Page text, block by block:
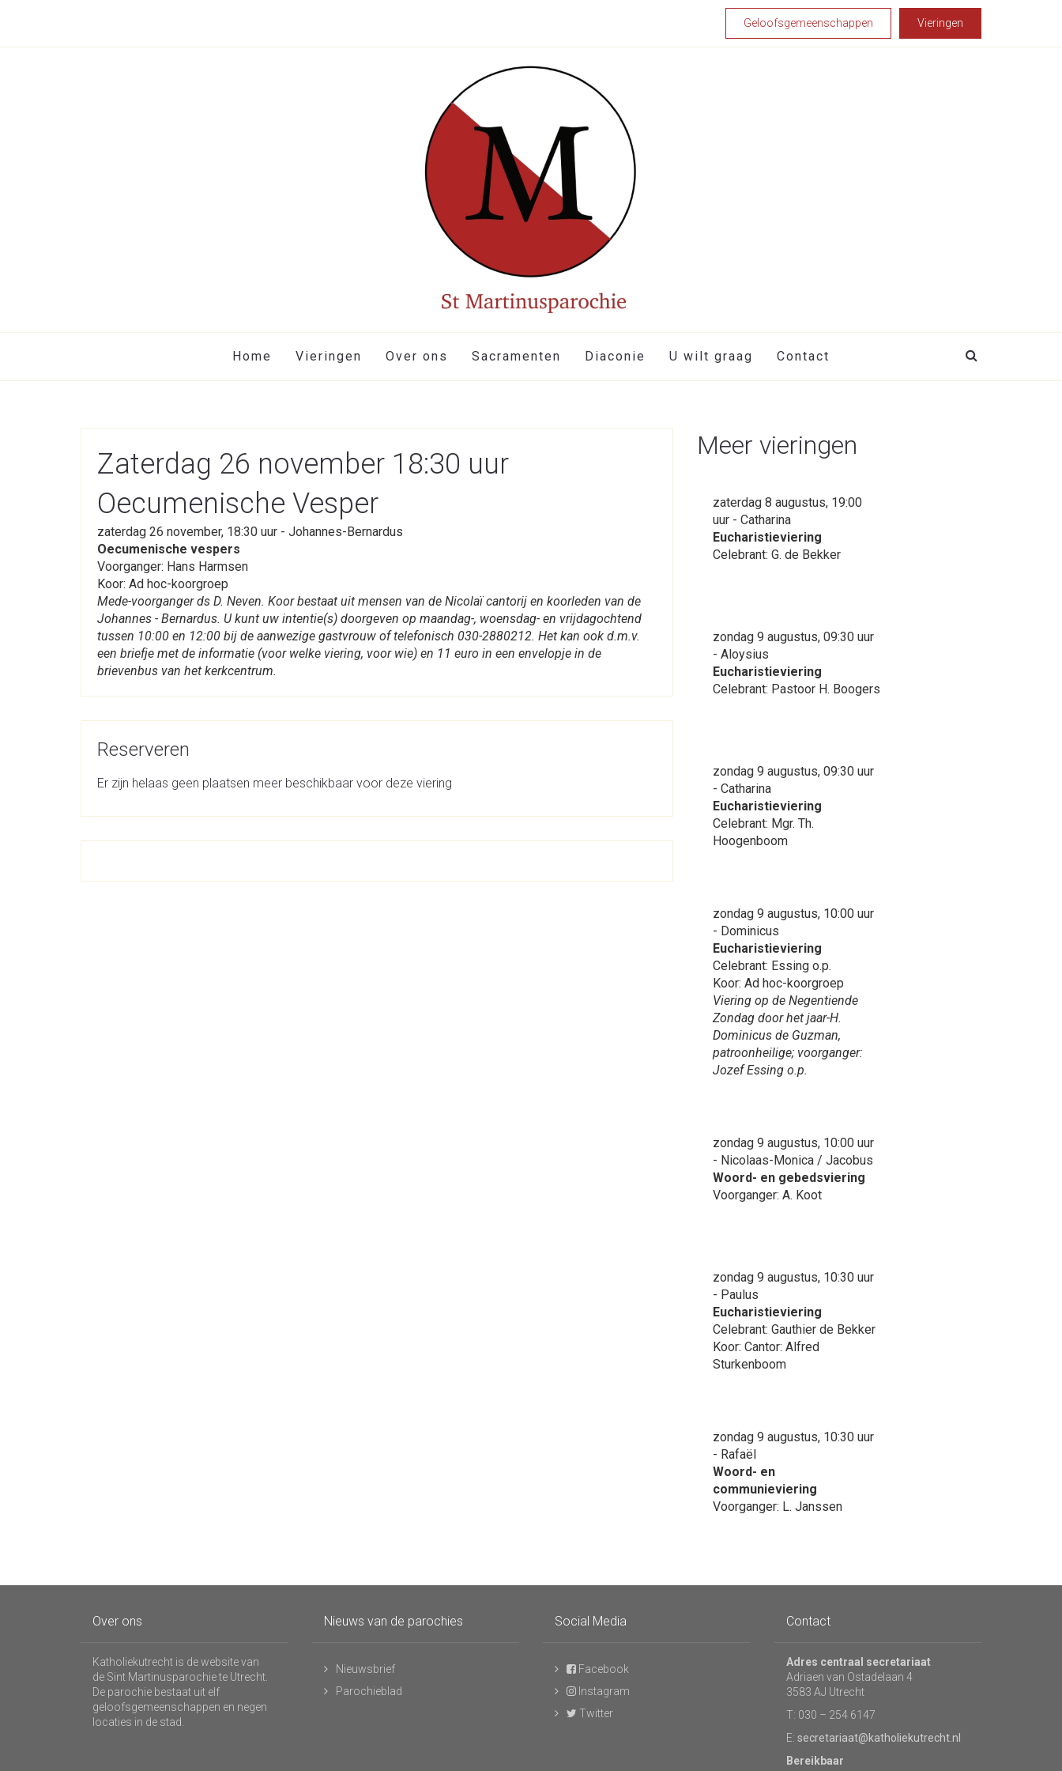
Geloofsgemeenschappen Vieringen
Home Vieringen Over ons Sacramenten Diaconie U wilt graag Contact
Zaterdag 26 november 18:30 uur
Oecumenische Vesper
zaterdag 26 november, 18:30 uur - Johannes-Bernardus
Oecumenische vespers
Voorganger: Hans Harmsen
Koor: Ad hoc-koorgroep
Mede-voorganger ds D. Neven. Koor bestaat uit mensen van de Nicolaï cantorij en koorleden van de
Johannes - Bernardus. U kunt uw intentie(s) doorgeven op maandag-, woensdag- en vrijdagochtend
tussen 10:00 en 12:00 bij de aanwezige gastvrouw of telefonisch 030-2880212. Het kan ook d.m.v.
een briefje met de informatie (voor welke viering, voor wie) en 11 euro in een envelopje in de
brievenbus van het kerkcentrum.
Reserveren
Er zijn helaas geen plaatsen meer beschikbaar voor deze viering
Meer vieringen
zaterdag 8 augustus, 19:00
uur - Catharina
Eucharistieviering
Celebrant: G. de Bekker
zondag 9 augustus, 09:30 uur
- Aloysius
Eucharistieviering
Celebrant: Pastoor H. Boogers
zondag 9 augustus, 09:30 uur
- Catharina
Eucharistieviering
Celebrant: Mgr. Th.
Hoogenboom
zondag 9 augustus, 10:00 uur
- Dominicus
Eucharistieviering
Celebrant: Essing o.p.
Koor: Ad hoc-koorgroep
Viering op de Negentiende
Zondag door het jaar-H.
Dominicus de Guzman,
patroonheilige; voorganger:
Jozef Essing o.p.
zondag 9 augustus, 10:00 uur
- Nicolaas-Monica / Jacobus
Woord- en gebedsviering
Voorganger: A. Koot
zondag 9 augustus, 10:30 uur
- Paulus
Eucharistieviering
Celebrant: Gauthier de Bekker
Koor: Cantor: Alfred
Sturkenboom
zondag 9 augustus, 10:30 uur
- Rafaël
Woord- en
communieviering
Voorganger: L. Janssen
Over ons
Katholiekutrecht is de website van
de Sint Martinusparochie te Utrecht.
De parochie bestaat uit elf
geloofsgemeenschappen en negen
locaties in de stad.
Nieuws van de parochies
Nieuwsbrief
Parochieblad
Social Media
Facebook
Instagram
Twitter
Contact
Adres centraal secretariaat
Adriaen van Ostadelaan 4
3583 AJ Utrecht
T: 030 – 254 6147
E: secretariaat@katholiekutrecht.nl
Bereikbaar